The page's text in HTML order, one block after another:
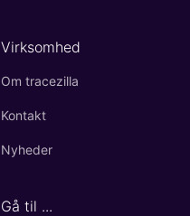
Virksomhed
Om tracezilla
Kontakt
Nyheder
Gå til ...